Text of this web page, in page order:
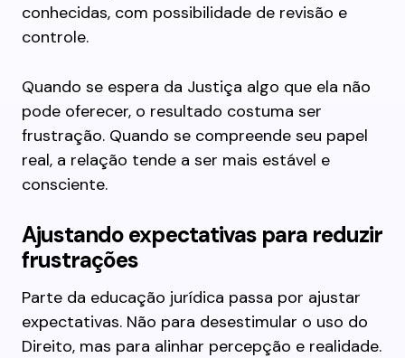
conhecidas, com possibilidade de revisão e
controle.
Quando se espera da Justiça algo que ela não
pode oferecer, o resultado costuma ser
frustração. Quando se compreende seu papel
real, a relação tende a ser mais estável e
consciente.
Ajustando expectativas para reduzir
frustrações
Parte da educação jurídica passa por ajustar
expectativas. Não para desestimular o uso do
Direito, mas para alinhar percepção e realidade.